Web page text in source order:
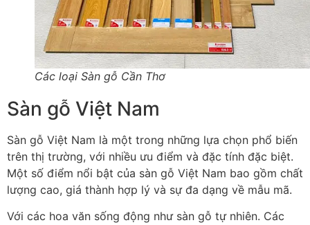
Các loại Sàn gỗ Cần Thơ
Sàn gỗ Việt Nam
Sàn gỗ Việt Nam là một trong những lựa chọn phổ biến
trên thị trường, với nhiều ưu điểm và đặc tính đặc biệt.
Một số điểm nổi bật của sàn gỗ Việt Nam bao gồm chất
lượng cao, giá thành hợp lý và sự đa dạng về mẫu mã.
Với các hoa văn sống động như sàn gỗ tự nhiên. Các